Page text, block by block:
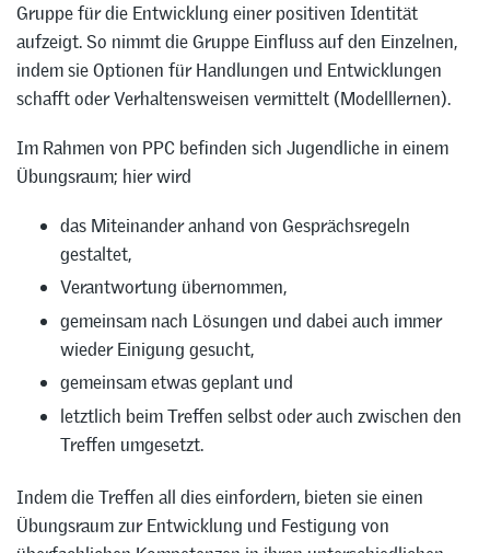
Gruppe für die Entwicklung einer positiven Identität
aufzeigt. So nimmt die Gruppe Einfluss auf den Einzelnen,
indem sie Optionen für Handlungen und Entwicklungen
schafft oder Verhaltensweisen vermittelt (Modelllernen).
Im Rahmen von PPC befinden sich Jugendliche in einem
Übungsraum; hier wird
das Miteinander anhand von Gesprächsregeln
gestaltet,
Verantwortung übernommen,
gemeinsam nach Lösungen und dabei auch immer
wieder Einigung gesucht,
gemeinsam etwas geplant und
letztlich beim Treffen selbst oder auch zwischen den
Treffen umgesetzt.
Indem die Treffen all dies einfordern, bieten sie einen
Übungsraum zur Entwicklung und Festigung von